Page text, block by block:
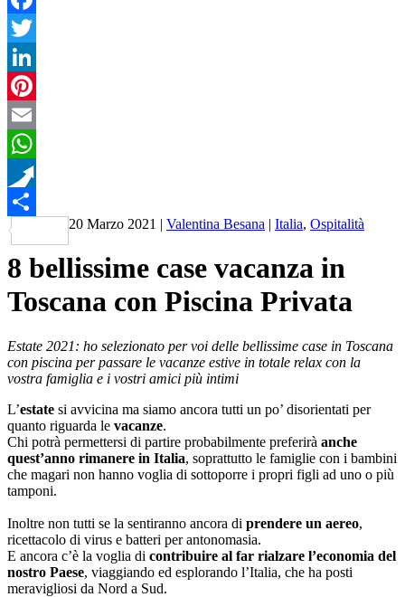
Facebook
Twitter
LinkedIn
Pinterest
Email
WhatsApp
Pusha
Condividi
20 Marzo 2021 | Valentina Besana | Italia, Ospitalità
8 bellissime case vacanza in
Toscana con Piscina Privata
Estate 2021: ho selezionato per voi delle bellissime case in Toscana
con piscina per passare le vacanze estive in totale relax con la
vostra famiglia e i vostri amici più intimi
L’estate si avvicina ma siamo ancora tutti un po’ disorientati per
quanto riguarda le vacanze.
Chi potrà permettersi di partire probabilmente preferirà anche
quest’anno rimanere in Italia, soprattutto le famiglie con i bambini
che magari non hanno voglia di sottoporre i propri figli ad uno o più
tamponi.
Inoltre non tutti se la sentiranno ancora di prendere un aereo,
ricettacolo di virus e batteri per antonomasia.
E ancora c’è la voglia di contribuire al far rialzare l’economia del
nostro Paese, viaggiando ed esplorando l’Italia, che ha posti
meravigliosi da Nord a Sud.